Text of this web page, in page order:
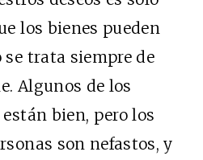
los bienes pueden
se trata siempre de
Algunos de los
bien, pero los
son nefastos, y